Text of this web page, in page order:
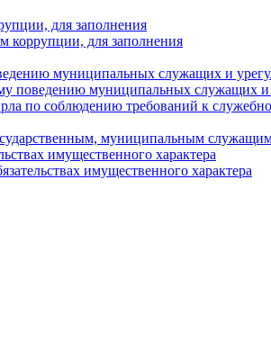
для заполнения
коррупции, для заполнения
муниципальных служащих и
поведению муниципальных служащих и
по соблюдению требований к
муниципальным
имущественного характера
имущественного характера